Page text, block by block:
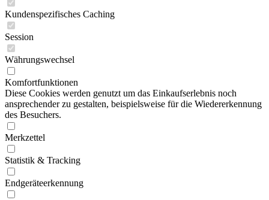
Kundenspezifisches Caching
Session
Währungswechsel
Komfortfunktionen
Diese Cookies werden genutzt um das Einkaufserlebnis noch
ansprechender zu gestalten, beispielsweise für die Wiedererkennung
des Besuchers.
Merkzettel
Statistik & Tracking
Endgeräteerkennung